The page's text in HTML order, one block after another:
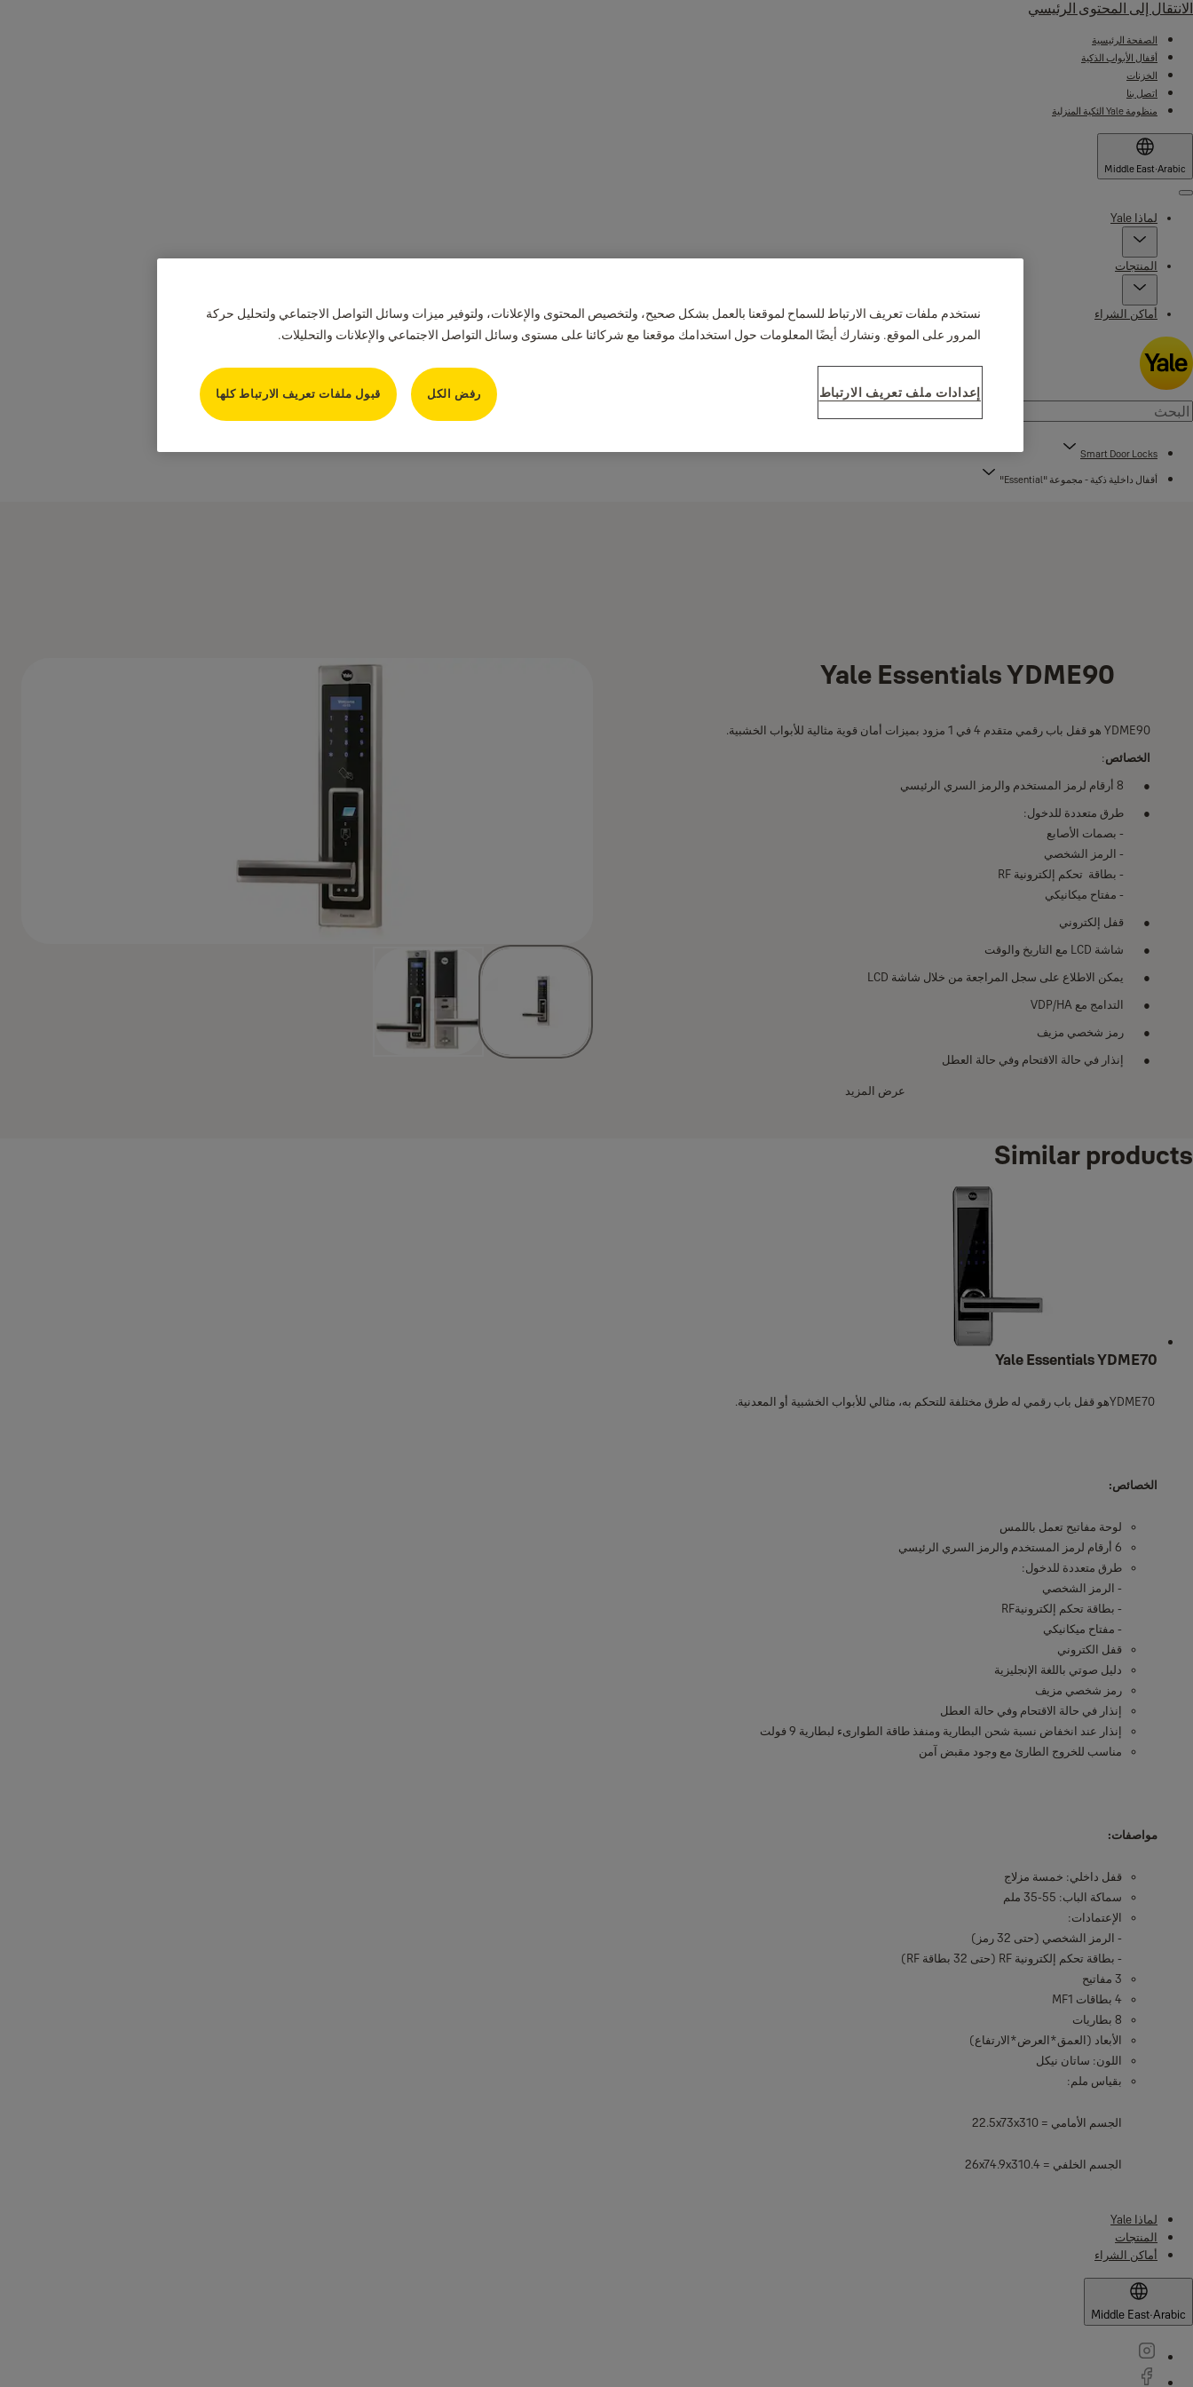
الانتقال إلى المحتوى الرئيسي
الصفحة الرئيسية
أقفال الأبواب الذكية
الخزنات
اتصل بنا
منظومة Yale الئكية المنزلية
Middle East·Arabic
Menu
لماذا Yale
المنتجات
أماكن الشراء
Smart Door Locks
أقفال داخلية ذكية - مجموعة "Essential"
Yale Essentials YDME90
YDME90 هو قفل باب رقمي متقدم 4 في 1 مزود بميزات أمان قوية مثالية للأبواب الخشبية.
الخصائص:
8 أرقام لرمز المستخدم والرمز السري الرئيسي
طرق متعددة للدخول:
- بصمات الأصابع
- الرمز الشخصي
- بطاقة تحكم إلكترونية RF
- مفتاح ميكانيكي
قفل إلكتروني
شاشة LCD مع التاريخ والوقت
يمكن الاطلاع على سجل المراجعة من خلال شاشة LCD
التدامج مع VDP/HA
رمز شخصي مزيف
إنذار في حالة الاقتحام وفي حالة العطل
- بطاقة تحكم إلكترونية RF (حتى 30 بطاقة RF)
4 بطاقات MF1
8 بطاريات
الجسم الخلفي = 25x69x280
عرض المزيد
Similar products
Yale Essentials YDME70
الخصائص:
لوحة مفاتيح تعمل باللمس
6 أرقام لرمز المستخدم والرمز السري الرئيسي
طرق متعددة للدخول:
- الرمز الشخصي
- بطاقة تحكم إلكترونيةRF
- مفتاح ميكانيكي
قفل الكتروني
دليل صوتي باللغة الإنجليزية
رمز شخصي مزيف
إنذار في حالة الاقتحام وفي حالة العطل
إنذار عند انخفاض نسبة شحن البطارية ومنفذ طاقة الطوارىء لبطارية 9 فولت
مناسب للخروج الطارئ مع وجود مقبض آمن
مواصفات:
قفل داخلي: خمسة مزلاج
سماكة الباب: 55-35 ملم
الإعتمادات:
- الرمز الشخصي (حتى 32 رمز)
- بطاقة تحكم إلكترونية RF (حتى 32 بطاقة RF)
3 مفاتيح
4 بطاقات MF1
8 بطاريات
الأبعاد (العمق*العرض*الارتفاع)
اللون: ساتان نيكل
بقياس ملم:
الجسم الأمامي = 22.5x73x310
الجسم الخلفي = 26x74.9x310.4
لماذا Yale
المنتجات
أماكن الشراء
Middle East·Arabic
نستخدم ملفات تعريف الارتباط للسماح لموقعنا بالعمل بشكل صحيح، ولتخصيص المحتوى والإعلانات، ولتوفير ميزات وسائل التواصل الاجتماعي ولتحليل حركة
المرور على الموقع. ونشارك أيضًا المعلومات حول استخدامك موقعنا مع شركائنا على مستوى وسائل التواصل الاجتماعي والإعلانات والتحليلات.
إعدادات ملف تعريف الارتباط رفض الكل قبول ملفات تعريف الارتباط كلها